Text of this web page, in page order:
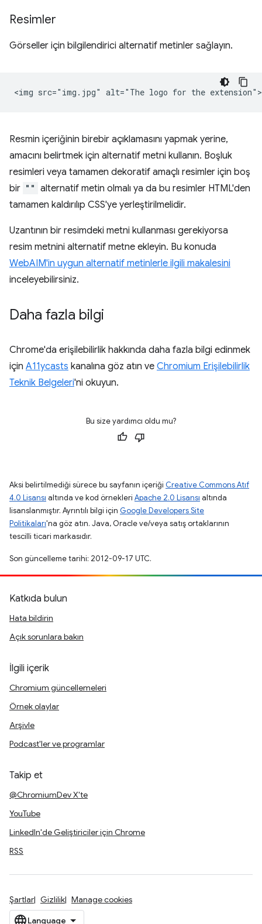
Resimler
Görseller için bilgilendirici alternatif metinler sağlayın.
Resmin içeriğinin birebir açıklamasını yapmak yerine,
amacını belirtmek için alternatif metni kullanın. Boşluk
resimleri veya tamamen dekoratif amaçlı resimler için boş
bir "" alternatif metin olmalı ya da bu resimler HTML'den
tamamen kaldırılıp CSS'ye yerleştirilmelidir.
Uzantının bir resimdeki metni kullanması gerekiyorsa
resim metnini alternatif metne ekleyin. Bu konuda
WebAIM'in uygun alternatif metinlerle ilgili makalesini
inceleyebilirsiniz.
Daha fazla bilgi
Chrome'da erişilebilirlik hakkında daha fazla bilgi edinmek
için A11ycasts kanalına göz atın ve Chromium Erişilebilirlik
Teknik Belgeleri'ni okuyun.
Bu size yardımcı oldu mu?
Aksi belirtilmediği sürece bu sayfanın içeriği Creative Commons Atıf
4.0 Lisansı altında ve kod örnekleri Apache 2.0 Lisansı altında
lisanslanmıştır. Ayrıntılı bilgi için Google Developers Site
Politikaları'na göz atın. Java, Oracle ve/veya satış ortaklarının
tescilli ticari markasıdır.
Son güncelleme tarihi: 2012-09-17 UTC.
Katkıda bulun
Hata bildirin
Açık sorunlara bakın
İlgili içerik
Chromium güncellemeleri
Örnek olaylar
Arşivle
Podcast'ler ve programlar
Takip et
@ChromiumDev X'te
YouTube
LinkedIn'de Geliştiriciler için Chrome
RSS
Şartlar Gizlilik Manage cookies